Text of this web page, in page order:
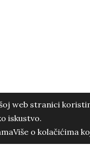
web stranici
iskustvo.
Više o kolačićima